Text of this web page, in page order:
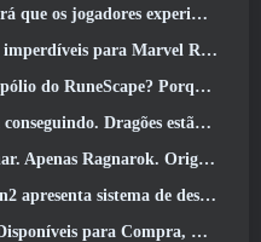
mundo de Tyria antes que os Elder Dragons acordem
para Marvel Rivals
Porque um está a caminho
estão chegando a Albion Online
Origin Classic é lançado em julho 23
aos jogadores mais maneiras de aprimorar suas habilidades
com cinco dias de acesso antecipado